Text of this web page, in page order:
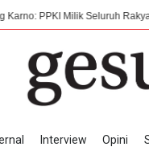
Milik Seluruh Rakyat Indonesia
Interview Opini